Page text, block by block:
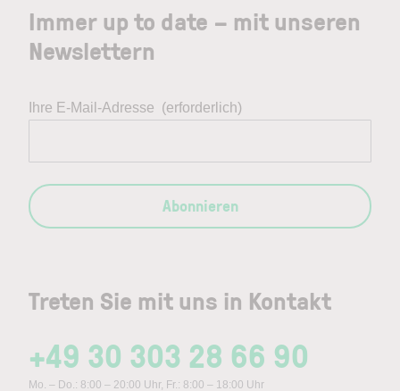
Treten Sie mit uns in Kontakt
+49 30 303 28 66 90
Mo. – Do.: 8:00 – 20:00 Uhr, Fr.: 8:00 – 18:00 Uhr
Immer up to date – mit unseren
Newslettern
Ihre E-Mail-Adresse (erforderlich)
Abonnieren